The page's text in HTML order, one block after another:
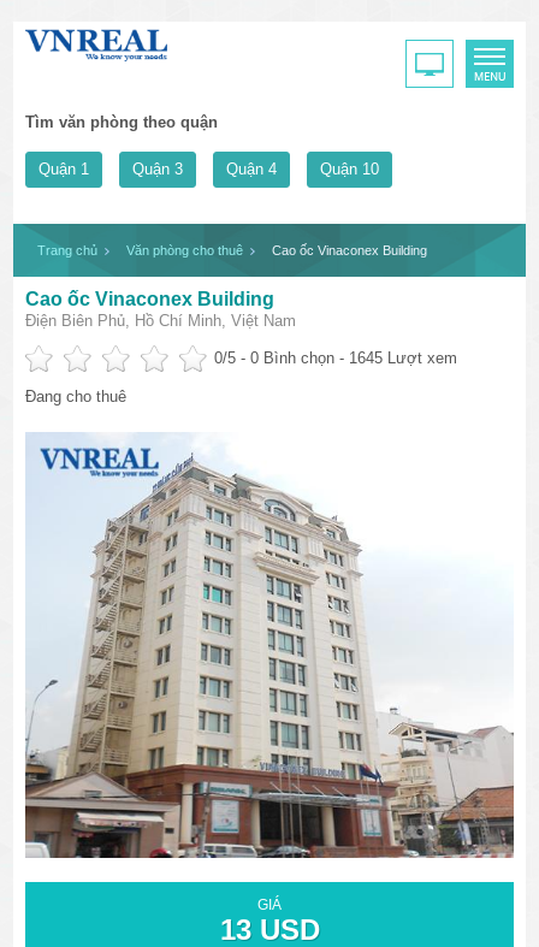
Tìm văn phòng theo quận
Quận 1 Quận 3 Quận 4 Quận 10
Trang chủ Văn phòng cho thuê Cao ốc Vinaconex Building
Cao ốc Vinaconex Building
Điện Biên Phủ, Hồ Chí Minh, Việt Nam
0/5 -0 Bình chọn - 1645 Lượt xem
Đang cho thuê
GIÁ
13 USD
văn phòng cho thuê quận 3
văn phòng quận 1
văn phòng quận 3
cao ốc văn phòng quận 1
cao ốc văn phòng quận 3